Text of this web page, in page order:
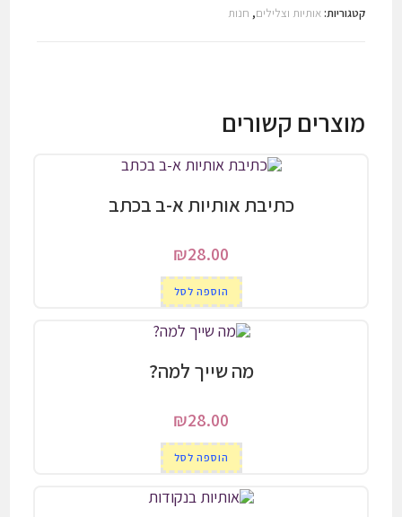
מסתתרות
קטגוריות:אותיות וצלילים, חנות
מוצרים קשורים
כתיבת אותיות א-ב בכתב
₪28.00
הוספה לסל
מה שייך למה?
₪28.00
הוספה לסל